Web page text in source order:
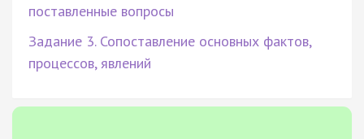
поставленные вопросы
Задание 3. Сопоставление основных фактов,
процессов, явлений